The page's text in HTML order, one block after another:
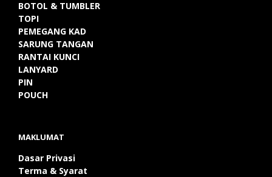
BOTOL & TUMBLER
TOPI
PEMEGANG KAD
SARUNG TANGAN
RANTAI KUNCI
LANYARD
PIN
POUCH
MAKLUMAT
Dasar Privasi
Terma & Syarat